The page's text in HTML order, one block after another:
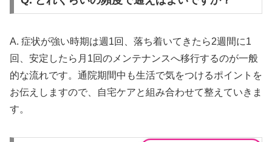
A. 症状が強い時期は週1回、落ち着いてきたら2週間に1
回、安定したら月1回のメンテナンスへ移行するのが一般
的な流れです。通院期間中も生活で気をつけるポイントを
お伝えしますので、自宅ケアと組み合わせて整えていきま
す。